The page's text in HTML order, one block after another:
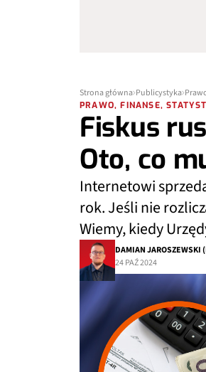
Strona główna Publicystyka
PRAWO, FINANSE,
Fiskus
Oto, co
Internetowi
rok. Jeśli nie
Wiemy, kiedy
DAMIAN JAROSZEWSKI
24 PAŹ 2024